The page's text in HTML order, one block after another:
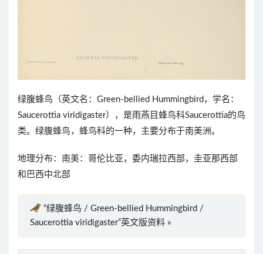
绿腹蜂鸟（英文名：Green-bellied Hummingbird，学名：
Saucerottia viridigaster），是雨燕目蜂鸟科Saucerottia的鸟
类。绿腹蜂鸟，蜂鸟科的一种，主要分布于南美洲。
地理分布：南美：哥伦比亚，委内瑞拉西部，圭亚那西部
和巴西中北部
“绿腹蜂鸟 / Green-bellied Hummingbird /
Saucerottia viridigaster”英文版资料 »